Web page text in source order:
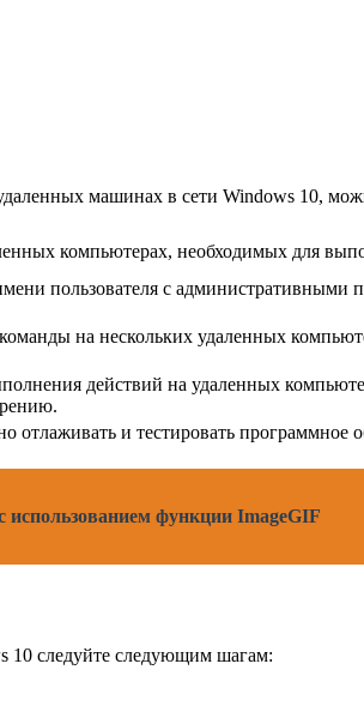
машинах в сети Windows 10,
компьютерах, необходимых для
пользователя с
на нескольких удаленных
действий на удаленных
отлаживать и тестировать
функции ImageGIF
10 следуйте следующим шагам: